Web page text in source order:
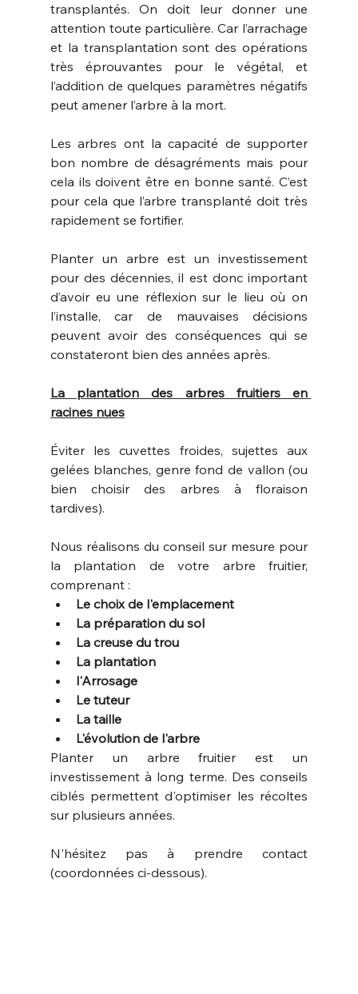
transplantés. On doit leur donner une
attention toute particulière. Car l’arrachage
et la transplantation sont des opérations
très éprouvantes pour le végétal, et
l’addition de quelques paramètres négatifs
peut amener l’arbre à la mort.
Les arbres ont la capacité de supporter
bon nombre de désagréments mais pour
cela ils doivent être en bonne santé. C’est
pour cela que l’arbre transplanté doit très
rapidement se fortifier.
Planter un arbre est un investissement
pour des décennies, il est donc important
d’avoir eu une réflexion sur le lieu où on
l’installe, car de mauvaises décisions
peuvent avoir des conséquences qui se
constateront bien des années après.
La plantation des arbres fruitiers en
racines nues
Éviter les cuvettes froides, sujettes aux
gelées blanches, genre fond de vallon (ou
bien choisir des arbres à floraison
tardives).
Nous réalisons du conseil sur mesure pour
la plantation de votre arbre fruitier,
comprenant :
Le choix de l'emplacement
La préparation du sol
La creuse du trou
La plantation
l'Arrosage
Le tuteur
La taille
L'évolution de l'arbre
Planter un arbre fruitier est un
investissement à long terme. Des conseils
ciblés permettent d'optimiser les récoltes
sur plusieurs années.
N'hésitez pas à prendre contact
(coordonnées ci-dessous).